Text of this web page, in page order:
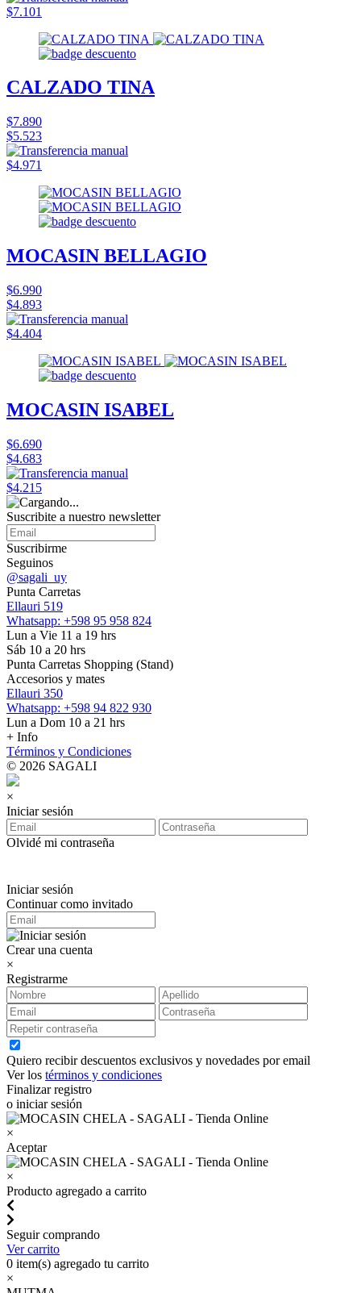
$7.101
CALZADO TINA
$7.890
$5.523
$4.971
MOCASIN BELLAGIO
$6.990
$4.893
$4.404
MOCASIN ISABEL
$6.690
$4.683
$4.215
Suscribite a nuestro newsletter
Suscribirme
Seguinos
@sagali_uy
Punta Carretas
Ellauri 519
Whatsapp: +598 95 958 824
Lun a Vie 11 a 19 hrs
Sáb 10 a 20 hrs
Punta Carretas Shopping (Stand)
Accesorios y mates
Ellauri 350
Whatsapp: +598 94 822 930
Lun a Dom 10 a 21 hrs
+ Info
Términos y Condiciones
© 2026 SAGALI
×
Iniciar sesión
Olvidé mi contraseña
Iniciar sesión
Continuar como invitado
Crear una cuenta
×
Registrarme
Quiero recibir descuentos exclusivos y novedades por email
Ver los términos y condiciones
Finalizar registro
o iniciar sesión
×
Aceptar
×
Producto agregado a carrito
Seguir comprando
Ver carrito
0 item(s) agregado tu carrito
×